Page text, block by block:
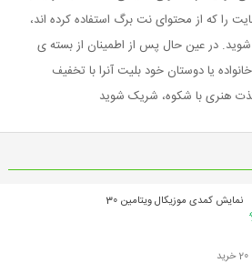
را که از محتوای نت برگ استفاده کرده اند،
شوید. در عین حال پس از اطمینان از بسته ی
یا دوستان خود بلیت آنرا با تخفیف
لذت هنری با شکوه، شریک شوید
نمایش کمدی موزیکال ویتامین 30